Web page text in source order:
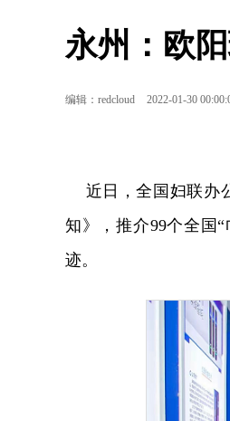
人简介
省委委员 历
届人大代表
事 特邀人员
省文史研究
永州：欧
编辑：redcloud 2022-01-30
近日，全国妇联办
知》，推介99个全国
迹。